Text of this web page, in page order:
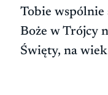
Tobie wspólnie
Boże w Trójcy
Święty, na